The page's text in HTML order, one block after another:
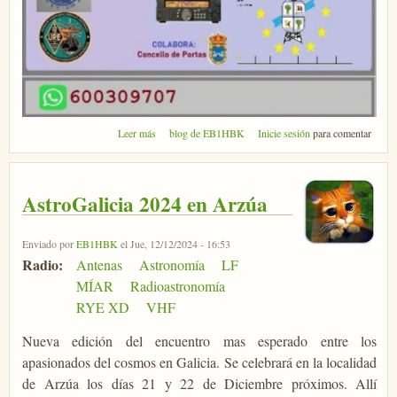
Leer más sobre 7º Cacharreo en Portas, Pontevedra
blog de EB1HBK Inicie sesión para comentar
AstroGalicia 2024 en Arzúa
Enviado porEB1HBK el Jue, 12/12/2024 - 16:53
Radio: Antenas Astronomía
LF
MÍAR
Radioastronomía
RYE XD
VHF
Nueva edición del encuentro mas esperado entre los
apasionados del cosmos en Galicia. Se celebrará en la localidad
de Arzúa los días 21 y 22 de Diciembre próximos. Allí